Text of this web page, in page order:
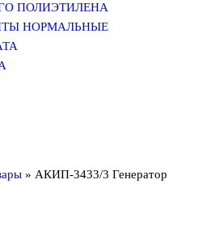
ПОЛИЭТИЛЕНА
НОРМАЛЬНЫЕ
» АКИП-3433/3 Генератор